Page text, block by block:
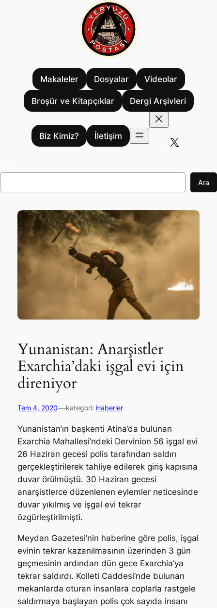
Makaleler Dosyalar Videolar
Broşür ve Kitapçıklar Dergi Arşivleri
Biz Kimiz?
İletişim
Ara
Yunanistan: Anarşistler
Exarchia’daki işgal evi için
direniyor
Tem 4, 2020—kategori: Haberler
Yunanistan’ın başkenti Atina’da bulunan
Exarchia Mahallesi’ndeki Dervinion 56 işgal evi
26 Haziran gecesi polis tarafından saldırı
gerçekleştirilerek tahliye edilerek giriş kapısına
duvar örülmüştü. 30 Haziran gecesi
anarşistlerce düzenlenen eylemler neticesinde
duvar yıkılmış ve işgal evi tekrar
özgürleştirilmişti.
Meydan Gazetesi’nin haberine göre polis, işgal
evinin tekrar kazanılmasının üzerinden 3 gün
geçmesinin ardından dün gece Exarchia’ya
tekrar saldırdı. Kolleti Caddesi’nde bulunan
mekanlarda oturan insanlara coplarla rastgele
saldırmaya başlayan polis çok sayıda insanı